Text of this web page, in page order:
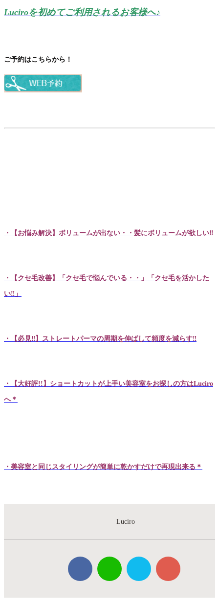
Luciroを初めてご利用されるお客様へ♪
ご予約はこちらから！
・【お悩み解決】ボリュームが出ない・・髪にボリュームが欲しい‼
・【クセ毛改善】「クセ毛で悩んでいる・・」「クセ毛を活かした
い‼」
・【必見‼】ストレートパーマの周期を伸ばして頻度を減らす‼
・【大好評!!】ショートカットが上手い美容室をお探しの方はLuciro
へ＊
・美容室と同じスタイリングが簡単に乾かすだけで再現出来る＊
Luciro